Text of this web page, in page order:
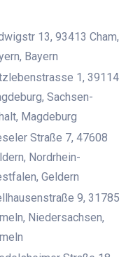
13, 93413 Cham,
Bayern
1, 39114
Sachsen-
Magdeburg
Straße 7, 47608
Nordrhein-
Geldern
9, 31785
Niedersachsen,